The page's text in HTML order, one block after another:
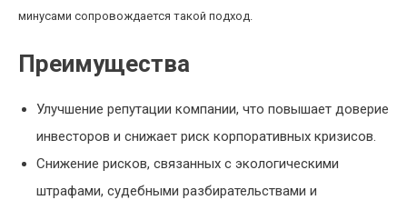
минусами сопровождается такой подход.
Преимущества
Улучшение репутации компании, что повышает доверие
инвесторов и снижает риск корпоративных кризисов.
Снижение рисков, связанных с экологическими
штрафами, судебными разбирательствами и